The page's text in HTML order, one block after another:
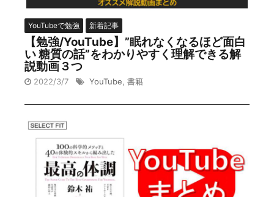
YouTubeで勉強 新着記事
【勉強/YouTube】”眠れなくなるほど面白
い 糖質の話”をわかりやすく理解できる解
説動画３つ
2022/3/7 YouTube, 書籍